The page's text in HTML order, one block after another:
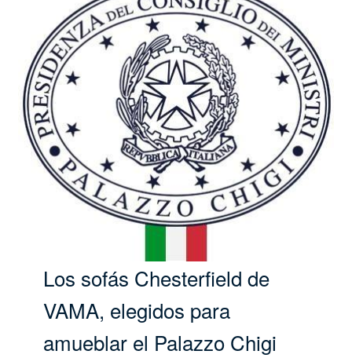
Los sofás Chesterfield de
VAMA, elegidos para
amueblar el Palazzo Chigi